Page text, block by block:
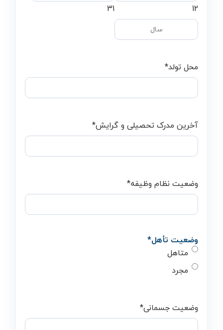
12
31
محل تولد*
آخرین مدرک تحصیلی و گرایش*
وضعیت نظام وظیفه*
وضعیت تأهل*
متاهل
مجرد
وضعیت جسمانی*